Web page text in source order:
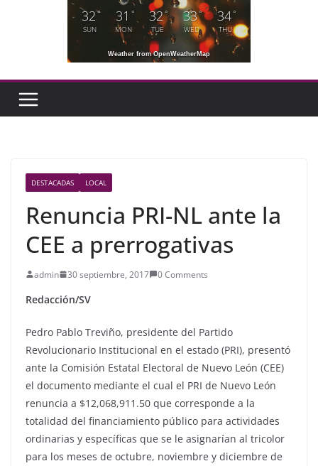
32°
SUN
31 °
MON
32°
TUE
33°
WED
34°
THU
Weather from OpenWeatherMap
DESTACADAS LOCAL
Renuncia PRI-NL ante la
CEE a prerrogativas
admin 30 septiembre, 2017 0 Comments
Redacción/SV
Pedro Pablo Treviño, presidente del Partido
Revolucionario Institucional en el estado (PRI), presentó
ante la Comisión Estatal Electoral de Nuevo León (CEE)
el documento mediante el cual el PRI de Nuevo León
renuncia a $12,068,911.50 que corresponde a la
totalidad del financiamiento público para actividades
ordinarias y específicas que se le asignarían al tricolor
para los meses de octubre, noviembre y diciembre de